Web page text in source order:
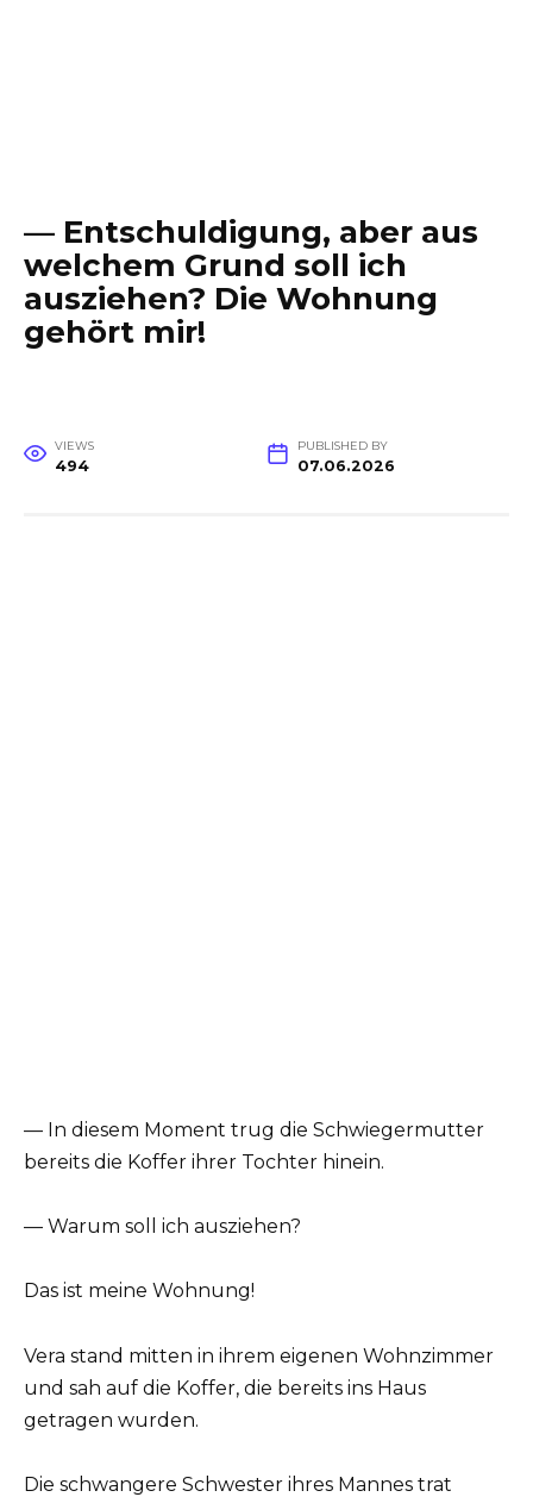
— Entschuldigung, aber aus
welchem Grund soll ich
ausziehen? Die Wohnung
gehört mir!
VIEWS
494
PUBLISHED BY
07.06.2026
— In diesem Moment trug die Schwiegermutter
bereits die Koffer ihrer Tochter hinein.
— Warum soll ich ausziehen?
Das ist meine Wohnung!
Vera stand mitten in ihrem eigenen Wohnzimmer
und sah auf die Koffer, die bereits ins Haus
getragen wurden.
Die schwangere Schwester ihres Mannes trat